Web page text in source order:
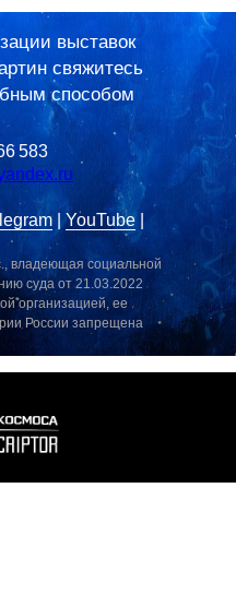
выставок
свяжитесь
способом
583
|YouTube
владеющая социальной
суда от 21.03.2022
организацией, ее
России запрещена